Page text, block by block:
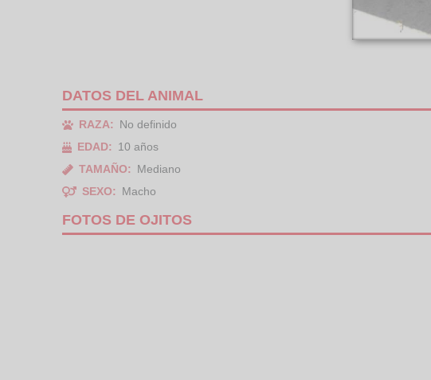
DATOS DEL ANIMAL
RAZA:
No definido
EDAD:
10 años
TAMAÑO:
Mediano
SEXO:
Macho
FOTOS DE OJITOS